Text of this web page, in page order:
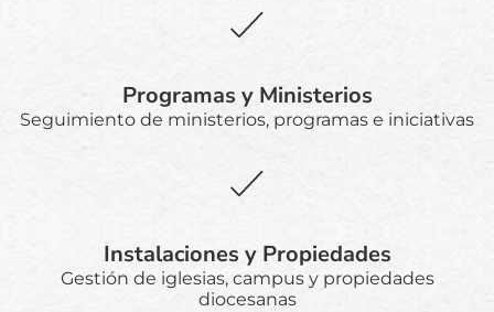
Programas y Ministerios
Seguimiento de ministerios, programas e iniciativas
Instalaciones y Propiedades
Gestión de iglesias, campus y propiedades
diocesanas